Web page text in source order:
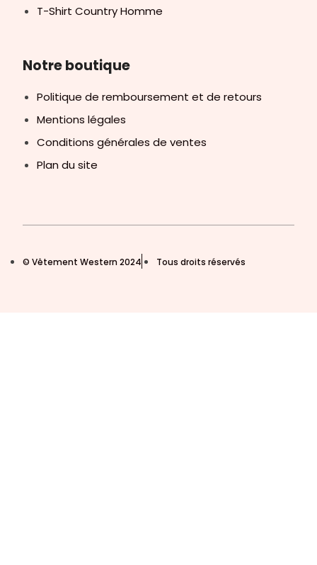
T-Shirt Country Homme
Notre boutique
Politique de remboursement et de retours
Mentions légales
Conditions générales de ventes
Plan du site
© Vêtement Western 2024 Tous droits réservés